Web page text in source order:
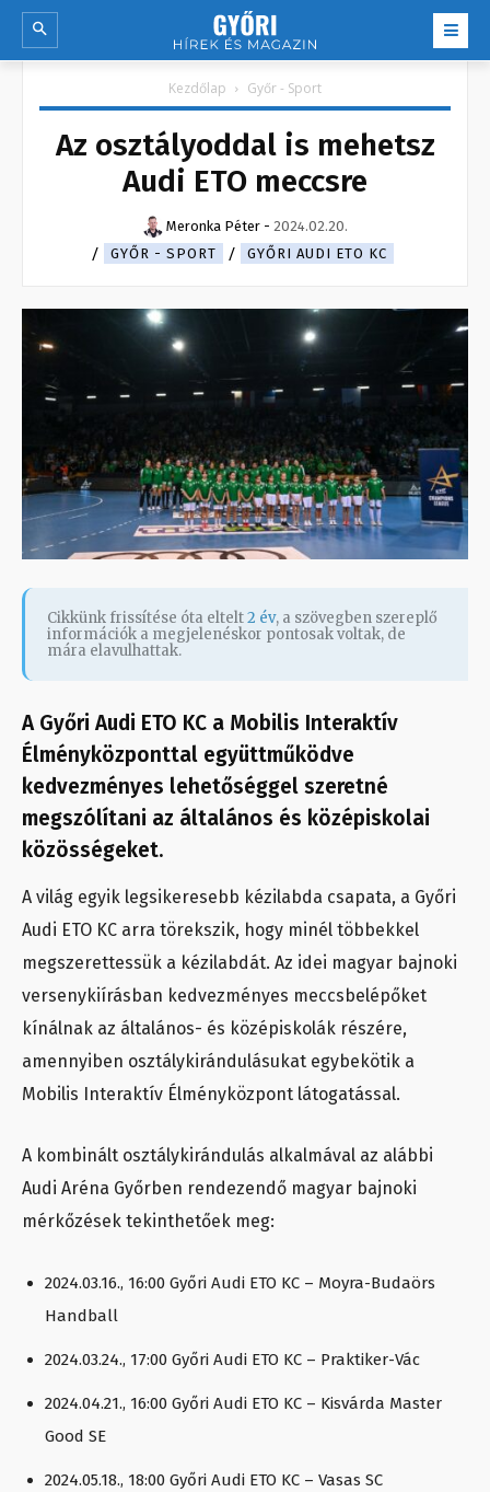
Kezdőlap Győr - Sport
Az osztályoddal is mehetsz
Audi ETO meccsre
Meronka Péter - 2024.02.20.
GYŐR - SPORT
GYŐRI AUDI ETO KC
Cikkünk frissítése óta eltelt2 év, a szövegben szereplő
információk a megjelenéskor pontosak voltak, de
mára elavulhattak.
A Győri Audi ETO KC a Mobilis Interaktív
Élményközponttal együttműködve
kedvezményes lehetőséggel szeretné
megszólítani az általános és középiskolai
közösségeket.
A világ egyik legsikeresebb kézilabda csapata, a Győri
Audi ETO KC arra törekszik, hogy minél többekkel
megszerettessük a kézilabdát. Az idei magyar bajnoki
versenykiírásban kedvezményes meccsbelépőket
kínálnak az általános- és középiskolák részére,
amennyiben osztálykirándulásukat egybekötik a
Mobilis Interaktív Élményközpont látogatással.
A kombinált osztálykirándulás alkalmával az alábbi
Audi Aréna Győrben rendezendő magyar bajnoki
mérkőzések tekinthetőek meg:
2024.03.16., 16:00 Győri Audi ETO KC – Moyra-Budaörs
Handball
2024.03.24., 17:00 Győri Audi ETO KC – Praktiker-Vác
2024.04.21., 16:00 Győri Audi ETO KC – Kisvárda Master
Good SE
2024.05.18., 18:00 Győri Audi ETO KC – Vasas SC